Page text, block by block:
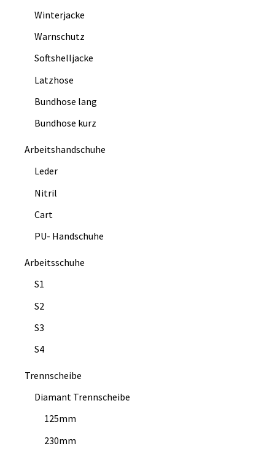
Winterjacke
Warnschutz
Softshelljacke
Latzhose
Bundhose lang
Bundhose kurz
Arbeitshandschuhe
Leder
Nitril
Cart
PU- Handschuhe
Arbeitsschuhe
S1
S2
S3
S4
Trennscheibe
Diamant Trennscheibe
125mm
230mm